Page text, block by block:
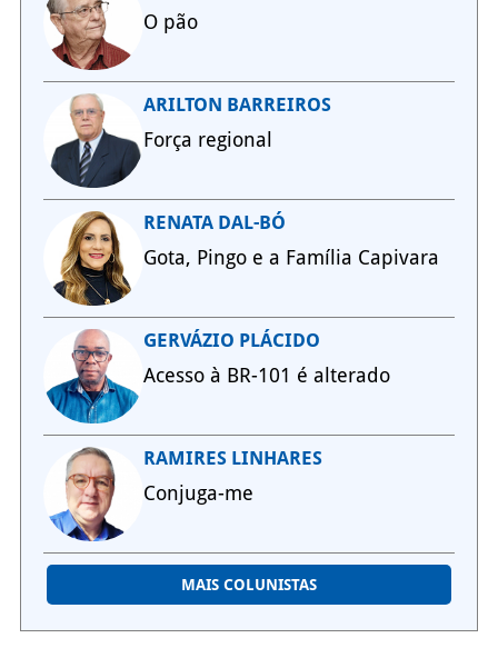
O pão
ARILTON BARREIROS
Força regional
RENATA DAL-BÓ
Gota, Pingo e a Família Capivara
GERVÁZIO PLÁCIDO
Acesso à BR-101 é alterado
RAMIRES LINHARES
Conjuga-me
MAIS COLUNISTAS